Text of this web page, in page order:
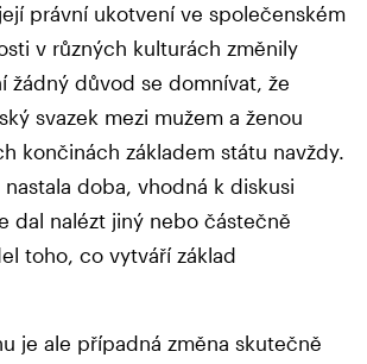
právní ukotvení ve společenském
v různých kulturách změnily
žádný důvod se domnívat, že
svazek mezi mužem a ženou
končinách základem státu navždy.
doba, vhodná k diskusi
dal nalézt jiný nebo částečně
toho, co vytváří základ
je ale případná změna skutečně